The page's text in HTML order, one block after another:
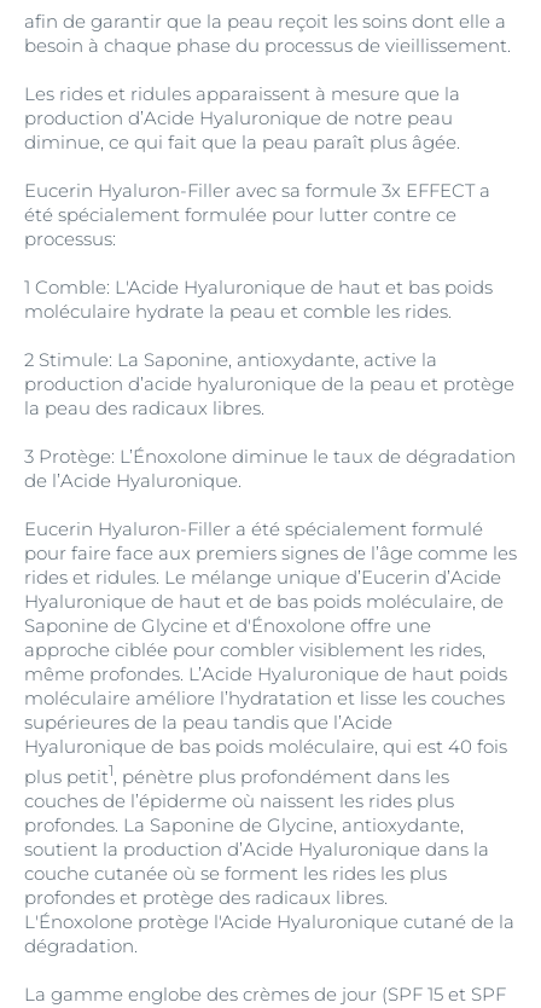
afin de garantir que la peau reçoit les soins dont elle a
besoin à chaque phase du processus de vieillissement.
Les rides et ridules apparaissent à mesure que la
production d’Acide Hyaluronique de notre peau
diminue, ce qui fait que la peau paraît plus âgée.
Eucerin Hyaluron-Filler avec sa formule 3x EFFECT a
été spécialement formulée pour lutter contre ce
processus:
1 Comble: L'Acide Hyaluronique de haut et bas poids
moléculaire hydrate la peau et comble les rides.
2 Stimule: La Saponine, antioxydante, active la
production d’acide hyaluronique de la peau et protège
la peau des radicaux libres.
3 Protège: L’Énoxolone diminue le taux de dégradation
de l’Acide Hyaluronique.
Eucerin Hyaluron-Filler a été spécialement formulé
pour faire face aux premiers signes de l’âge comme les
rides et ridules. Le mélange unique d’Eucerin d’Acide
Hyaluronique de haut et de bas poids moléculaire, de
Saponine de Glycine et d'Énoxolone offre une
approche ciblée pour combler visiblement les rides,
même profondes. L’Acide Hyaluronique de haut poids
moléculaire améliore l’hydratation et lisse les couches
supérieures de la peau tandis que l’Acide
Hyaluronique de bas poids moléculaire, qui est 40 fois
plus petit1, pénètre plus profondément dans les
couches de l’épiderme où naissent les rides plus
profondes. La Saponine de Glycine, antioxydante,
soutient la production d’Acide Hyaluronique dans la
couche cutanée où se forment les rides les plus
profondes et protège des radicaux libres.
L'Énoxolone protège l'Acide Hyaluronique cutané de la
dégradation.
La gamme englobe des crèmes de jour (SPF 15 et SPF